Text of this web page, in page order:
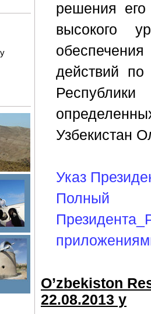
решения
высокого
действий по
Узбекистан
Указ
O’zbekiston
22.08.2013 y